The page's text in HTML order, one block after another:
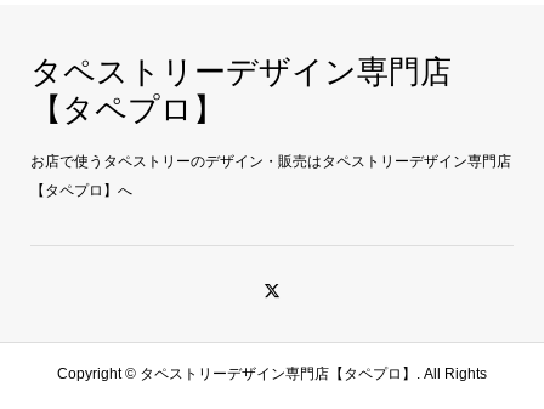
タペストリーデザイン専門店
【タペプロ】
お店で使うタペストリーのデザイン・販売はタペストリーデザイン専門店
【タペプロ】へ
Copyright © タペストリーデザイン専門店【タペプロ】. All Rights